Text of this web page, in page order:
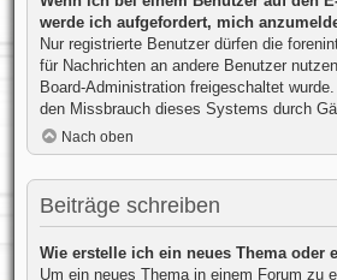
werde ich aufgefordert, mich
Nur registrierte Benutzer dürfen die
für Nachrichten an andere Benutzer
Board-Administration freigeschaltet
den Missbrauch dieses Systems durch
Nach oben
Beiträge schreiben
Wie erstelle ich ein neues Thema oder
Um ein neues Thema in einem Forum zu